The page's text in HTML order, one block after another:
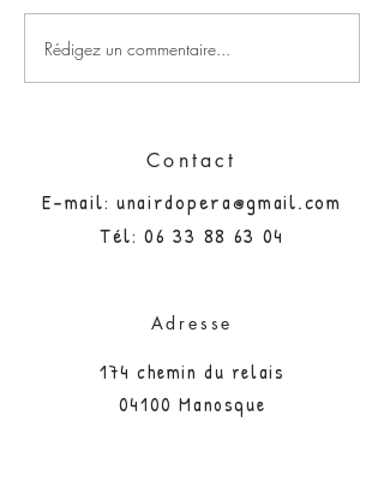
Fêtes de fin d'année
Rédigez un commentaire...
Contact
E-mail: unairdopera@gmail.com
Tél:06 33 88 63 04
Adresse
174 chemin du relais
04100 Manosque